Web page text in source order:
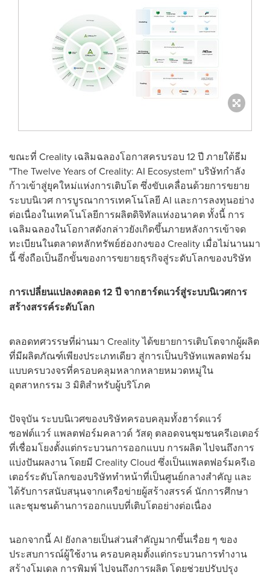
ขณะที่ Creality เฉลิมฉลองโอกาสครบรอบ 12 ปี ภายใต้ธีม
"The Twelve Years of Creality: AI Ecosystem" บริษัทกำลัง
ก้าวเข้าสู่ยุคใหม่แห่งการเติบโต ซึ่งขับเคลื่อนด้วยการขยาย
ระบบนิเวศ การบูรณาการเทคโนโลยี AI และการลงทุนอย่าง
ต่อเนื่องในเทคโนโลยีการผลิตดิจิทัลแห่งอนาคต ทั้งนี้ การ
เฉลิมฉลองในโอกาสดังกล่าวยังเกิดขึ้นภายหลังการเข้าจด
ทะเบียนในตลาดหลักทรัพย์ฮ่องกงของ Creality เมื่อไม่นานมา
นี้ ซึ่งถือเป็นอีกขั้นของการขยายธุรกิจสู่ระดับโลกของบริษัท
การเปลี่ยนแปลงตลอด12 ปี จากฮาร์ดแวร์สู่ระบบนิเวศการ
สร้างสรรค์ระดับโลก
ตลอดทศวรรษที่ผ่านมา Creality ได้ขยายการเติบโตจากผู้ผลิต
ที่มีผลิตภัณฑ์เพียงประเภทเดียว สู่การเป็นบริษัทแพลตฟอร์ม
แบบครบวงจรที่ครอบคลุมหลากหลายหมวดหมู่ใน
อุตสาหกรรม 3 มิติสำหรับผู้บริโภค
ปัจจุบัน ระบบนิเวศของบริษัทครอบคลุมทั้งฮาร์ดแวร์
ซอฟต์แวร์ แพลตฟอร์มคลาวด์ วัสดุ ตลอดจนชุมชนครีเอเตอร์
ที่เชื่อมโยงตั้งแต่กระบวนการออกแบบ การผลิต ไปจนถึงการ
แบ่งปันผลงาน โดยมี Creality Cloud ซึ่งเป็นแพลตฟอร์มครีเอ
เตอร์ระดับโลกของบริษัททำหน้าที่เป็นศูนย์กลางสำคัญ และ
ได้รับการสนับสนุนจากเครือข่ายผู้สร้างสรรค์ นักการศึกษา
และชุมชนด้านการออกแบบที่เติบโตอย่างต่อเนื่อง
นอกจากนี้ AI ยังกลายเป็นส่วนสำคัญมากขึ้นเรื่อย ๆ ของ
ประสบการณ์ผู้ใช้งาน ครอบคลุมตั้งแต่กระบวนการทำงาน
สร้างโมเดล การพิมพ์ ไปจนถึงการผลิต โดยช่วยปรับปรุง